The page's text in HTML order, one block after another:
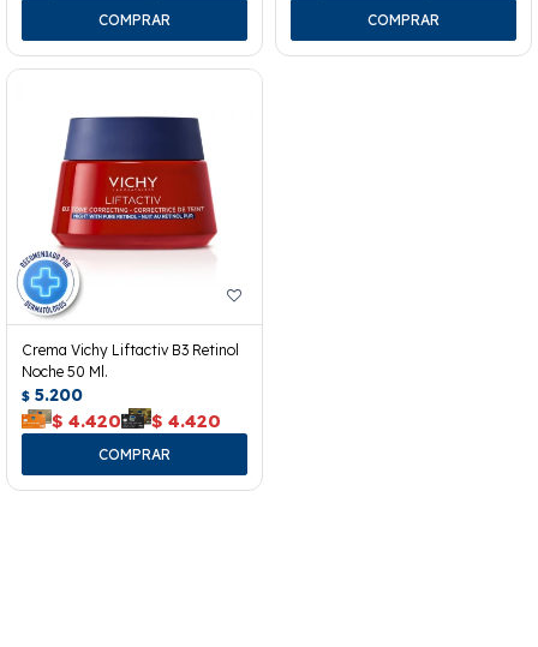
Crema Vichy Liftactiv B3 Retinol
Noche 50 Ml.
$ 5.200
$ 4.420 $ 4.420